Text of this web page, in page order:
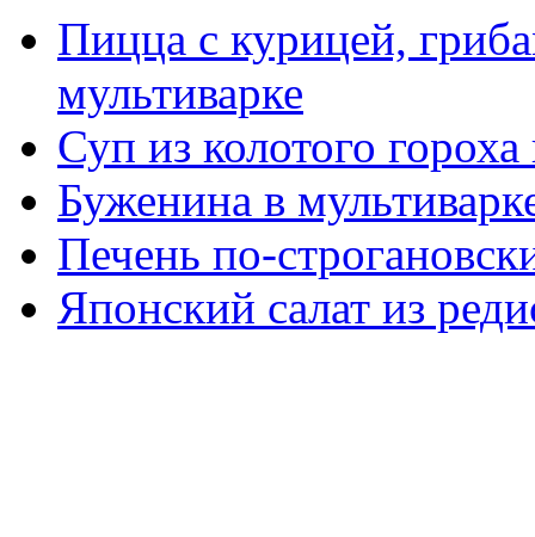
Пицца с курицей,
мультиварке
Суп из колотого
Буженина в
Печень по-
Японский салат из